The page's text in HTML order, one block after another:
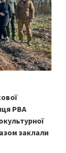
РВА
заклали